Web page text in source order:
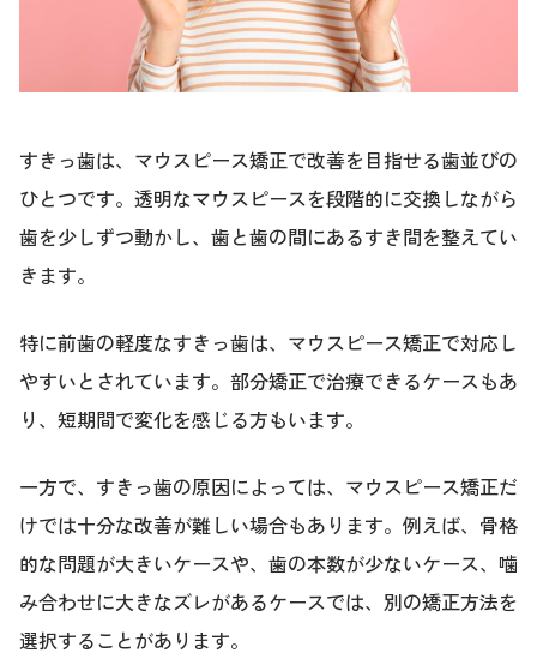
すきっ歯は、マウスピース矯正で改善を目指せる歯並びの
ひとつです。透明なマウスピースを段階的に交換しながら
歯を少しずつ動かし、歯と歯の間にあるすき間を整えてい
きます。
特に前歯の軽度なすきっ歯は、マウスピース矯正で対応し
やすいとされています。部分矯正で治療できるケースもあ
り、短期間で変化を感じる方もいます。
一方で、すきっ歯の原因によっては、マウスピース矯正だ
けでは十分な改善が難しい場合もあります。例えば、骨格
的な問題が大きいケースや、歯の本数が少ないケース、噛
み合わせに大きなズレがあるケースでは、別の矯正方法を
選択することがあります。